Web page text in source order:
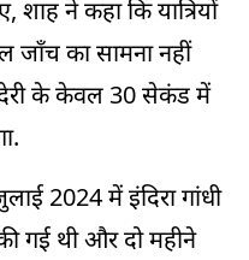
ने कहा कि यात्रियों
जाँच का सामना नहीं
देरी के केवल 30 सेकंड में
2024 में इंदिरा गांधी
की गई थी और दो महीने